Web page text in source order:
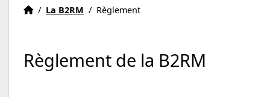
Accueil
Accueil
/ La B2RM / Règlement
Règlement de la B2RM